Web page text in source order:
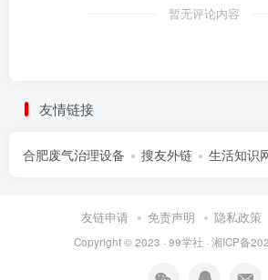
暂无评论内容
友情链接
合肥废气治理设备 搜友外链 生活知识
友链申请 免责声明 隐私政策
Copyright © 2023 · 99学社 · 湘ICP备